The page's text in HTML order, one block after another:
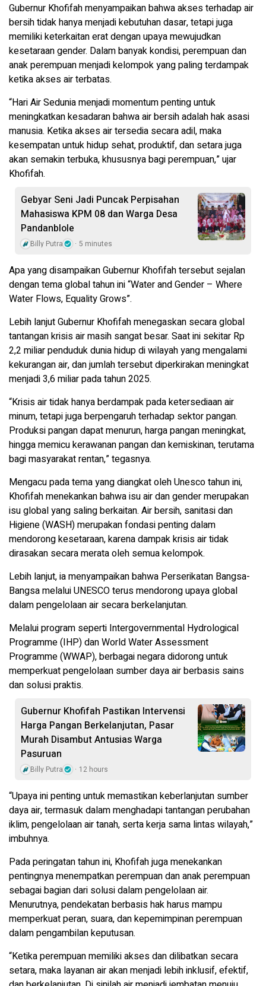
Gubernur Khofifah menyampaikan bahwa akses terhadap air
bersih tidak hanya menjadi kebutuhan dasar, tetapi juga
memiliki keterkaitan erat dengan upaya mewujudkan
kesetaraan gender. Dalam banyak kondisi, perempuan dan
anak perempuan menjadi kelompok yang paling terdampak
ketika akses air terbatas.
“Hari Air Sedunia menjadi momentum penting untuk
meningkatkan kesadaran bahwa air bersih adalah hak asasi
manusia. Ketika akses air tersedia secara adil, maka
kesempatan untuk hidup sehat, produktif, dan setara juga
akan semakin terbuka, khususnya bagi perempuan,” ujar
Khofifah.
Gebyar Seni Jadi Puncak Perpisahan
Mahasiswa KPM 08 dan Warga Desa
Pandanblole
Billy Putra 5 minutes
Apa yang disampaikan Gubernur Khofifah tersebut sejalan
dengan tema global tahun ini “Water and Gender – Where
Water Flows, Equality Grows”.
Lebih lanjut Gubernur Khofifah menegaskan secara global
tantangan krisis air masih sangat besar. Saat ini sekitar Rp
2,2 miliar penduduk dunia hidup di wilayah yang mengalami
kekurangan air, dan jumlah tersebut diperkirakan meningkat
menjadi 3,6 miliar pada tahun 2025.
“Krisis air tidak hanya berdampak pada ketersediaan air
minum, tetapi juga berpengaruh terhadap sektor pangan.
Produksi pangan dapat menurun, harga pangan meningkat,
hingga memicu kerawanan pangan dan kemiskinan, terutama
bagi masyarakat rentan,” tegasnya.
Mengacu pada tema yang diangkat oleh Unesco tahun ini,
Khofifah menekankan bahwa isu air dan gender merupakan
isu global yang saling berkaitan. Air bersih, sanitasi dan
Higiene (WASH) merupakan fondasi penting dalam
mendorong kesetaraan, karena dampak krisis air tidak
dirasakan secara merata oleh semua kelompok.
Lebih lanjut, ia menyampaikan bahwa Perserikatan Bangsa-
Bangsa melalui UNESCO terus mendorong upaya global
dalam pengelolaan air secara berkelanjutan.
Melalui program seperti Intergovernmental Hydrological
Programme (IHP) dan World Water Assessment
Programme (WWAP), berbagai negara didorong untuk
memperkuat pengelolaan sumber daya air berbasis sains
dan solusi praktis.
Gubernur Khofifah Pastikan Intervensi
Harga Pangan Berkelanjutan, Pasar
Murah Disambut Antusias Warga
Pasuruan
Billy Putra 12 hours
“Upaya ini penting untuk memastikan keberlanjutan sumber
daya air, termasuk dalam menghadapi tantangan perubahan
iklim, pengelolaan air tanah, serta kerja sama lintas wilayah,”
imbuhnya.
Pada peringatan tahun ini, Khofifah juga menekankan
pentingnya menempatkan perempuan dan anak perempuan
sebagai bagian dari solusi dalam pengelolaan air.
Menurutnya, pendekatan berbasis hak harus mampu
memperkuat peran, suara, dan kepemimpinan perempuan
dalam pengambilan keputusan.
“Ketika perempuan memiliki akses dan dilibatkan secara
setara, maka layanan air akan menjadi lebih inklusif, efektif,